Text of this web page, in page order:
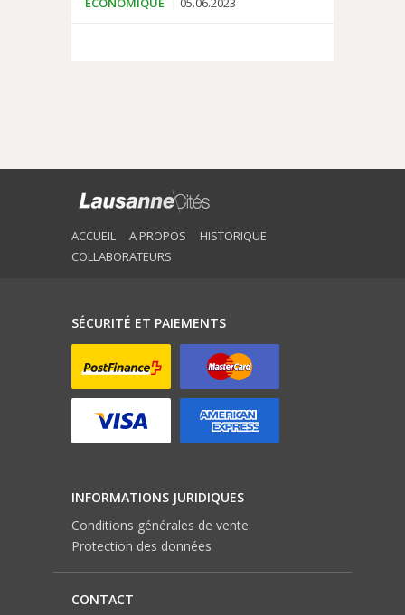
ACCUEIL A PROPOS
HISTORIQUE
COLLABORATEURS
SÉCURITÉ ET PAIEMENTS
INFORMATIONS JURIDIQUES
Conditions générales de vente
Protection des données
CONTACT